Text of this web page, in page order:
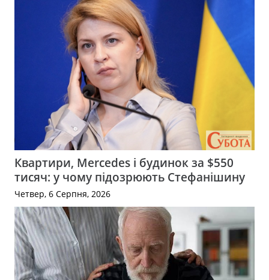
Квартири, Mercedes і будинок за $550
тисяч: у чому підозрюють Стефанішину
Четвер, 6 Серпня, 2026